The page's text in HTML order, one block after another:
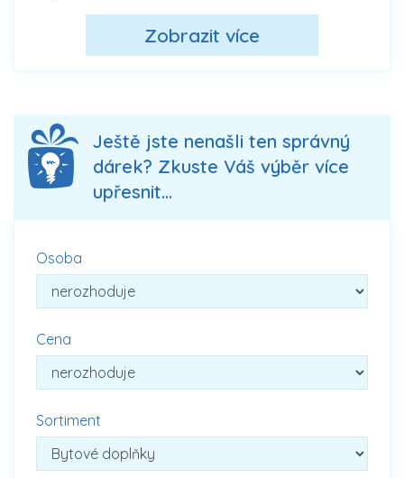
Zobrazit více
Ještě jste nenašli ten správný
dárek? Zkuste Váš výběr více
upřesnit...
Osoba
Cena
Sortiment